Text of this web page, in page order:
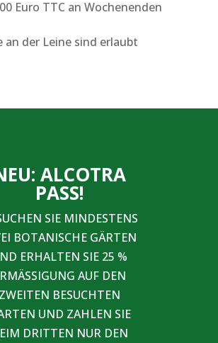
Euro TTC an Wochenenden
an der Leine sind erlaubt
ALCOTRA
PASS!
SIE MINDESTENS
BOTANISCHE GÄRTEN
ERHALTEN SIE 25 %
AUF DEN
ZWEITEN BESUCHTEN
UND ZAHLEN SIE
DRITTEN NUR DEN